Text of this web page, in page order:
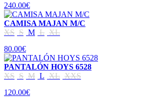
240.00€
CAMISA MAJAN M/C
XS S M L XL
80.00€
PANTALÓN HOYS 6528
XS S M L XL XXS
120.00€